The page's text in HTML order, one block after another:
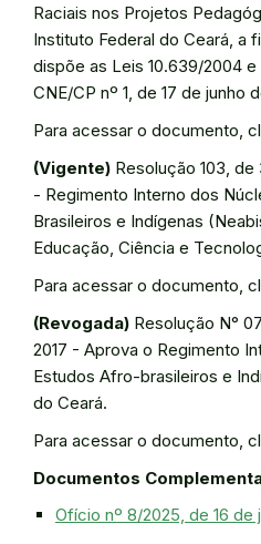
Raciais nos Projetos
Instituto Federal do Ceará, a
dispõe as Leis 10.639/2004 e
CNE/CP nº 1, de 17 de junho
Para acessar o documento,
(Vigente) Resolução 103,
- Regimento Interno dos
Brasileiros e Indígenas
Educação, Ciência e
Para acessar o documento,
(Revogada) Resolução N°
2017 - Aprova o Regimento
Estudos Afro-brasileiros e
do Ceará.
Para acessar o documento,
Documentos
Ofício nº 8/2025, de 16 de